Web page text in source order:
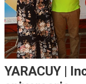
YARACUY |